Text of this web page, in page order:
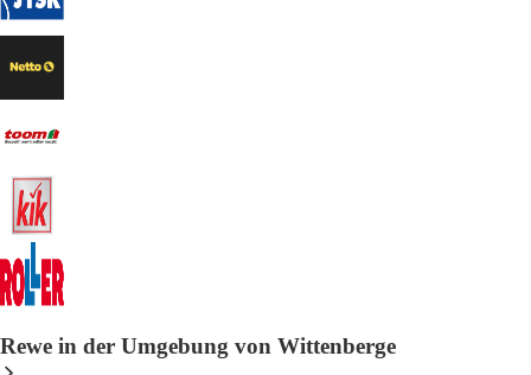
Rewe in der Umgebung von Wittenberge